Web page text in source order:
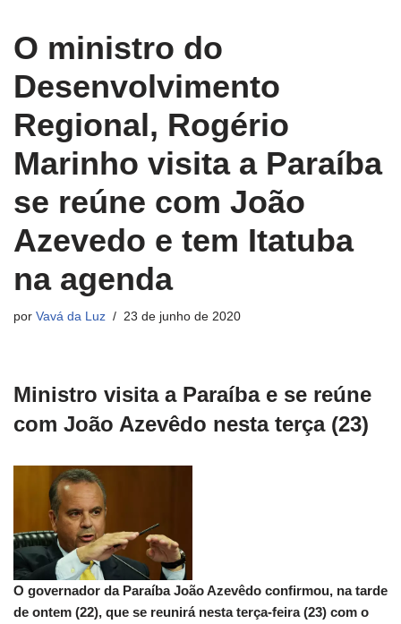
O ministro do
Desenvolvimento
Regional, Rogério
Marinho visita a Paraíba
se reúne com João
Azevedo e tem Itatuba
na agenda
por Vavá da Luz 23 de junho de 2020
Ministro visita a Paraíba e se reúne
com João Azevêdo nesta terça (23)
O governador da Paraíba João Azevêdo confirmou, na tarde
de ontem (22), que se reunirá nesta terça-feira (23) com o